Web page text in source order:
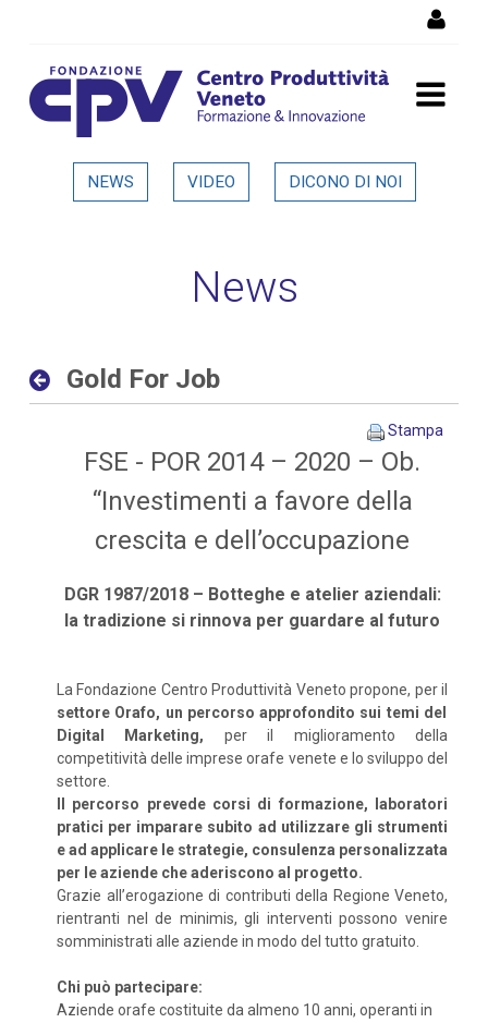
Gold For Job - Dettaglio in
NEWS VIDEO DICONO DI NOI
News
Gold For Job
Stampa
FSE - POR 2014 – 2020 – Ob.
“Investimenti a favore della
crescita e dell’occupazione
DGR 1987/2018 – Botteghe e atelier aziendali:
la tradizione si rinnova per guardare al futuro
La Fondazione Centro Produttività Veneto propone, per il
settore Orafo, un percorso approfondito sui temi del
Digital Marketing, per il miglioramento della
competitività delle imprese orafe venete e lo sviluppo del
settore.
Il percorso prevede corsi di formazione, laboratori
pratici per imparare subito ad utilizzare gli strumenti
e ad applicare le strategie, consulenza personalizzata
per le aziende che aderiscono al progetto.
Grazie all’erogazione di contributi della Regione Veneto,
rientranti nel de minimis, gli interventi possono venire
somministrati alle aziende in modo del tutto gratuito.
Chi può partecipare:
Aziende orafe costituite da almeno 10 anni, operanti in